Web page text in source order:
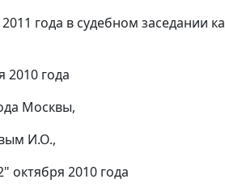
года в судебном
2010 года
Москвы,
И.О.,
октября 2010 года